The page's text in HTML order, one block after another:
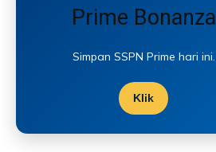
Prime Bonanza
Simpan SSPN Prime hari ini.
Klik